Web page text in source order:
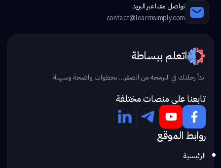
تواصل معنا عبر البريد
contact@learrnsimply.com
اتعلم ببساطة
ابدأ رحلتك في البرمجة من الصفر… بخطوات واضحة وسهلة
تابعنا علي منصات مختلفة
روابط الموقع
الرئيسية